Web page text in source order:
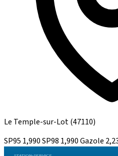
Le Temple-sur-Lot(47110)
SP95 1,990SP98 1,990Gazole